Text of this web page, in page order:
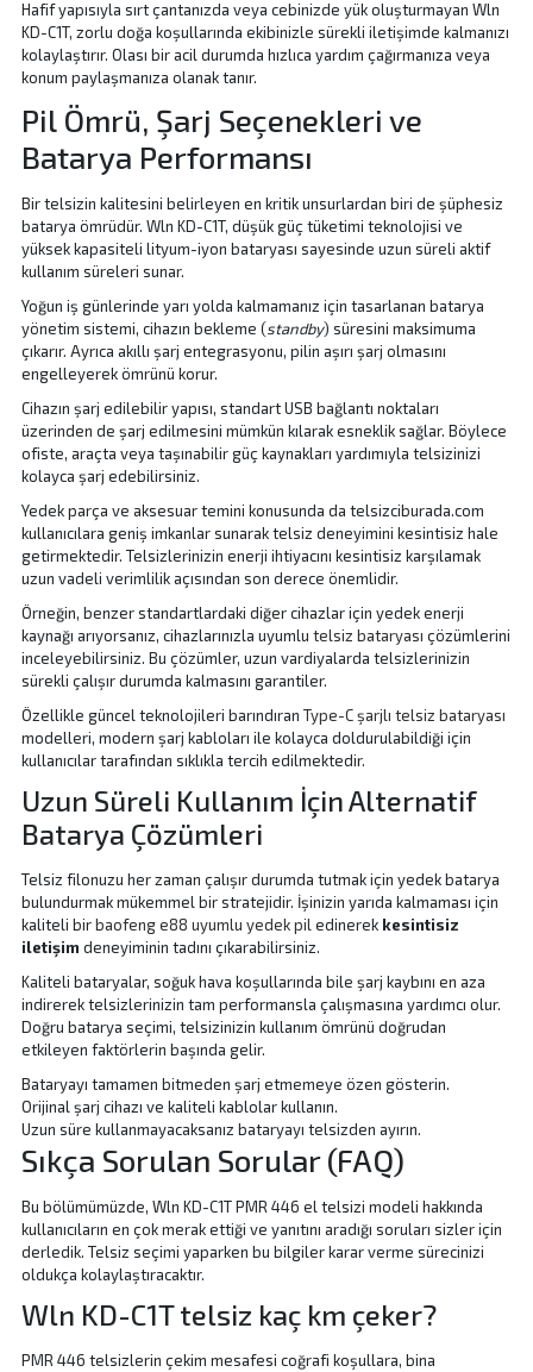
Hafif yapısıyla sırt çantanızda veya cebinizde yük oluşturmayan Wln
KD-C1T, zorlu doğa koşullarında ekibinizle sürekli iletişimde kalmanızı
kolaylaştırır. Olası bir acil durumda hızlıca yardım çağırmanıza veya
konum paylaşmanıza olanak tanır.
Pil Ömrü, Şarj Seçenekleri ve
Batarya Performansı
Bir telsizin kalitesini belirleyen en kritik unsurlardan biri de şüphesiz
batarya ömrüdür. Wln KD-C1T, düşük güç tüketimi teknolojisi ve
yüksek kapasiteli lityum-iyon bataryası sayesinde uzun süreli aktif
kullanım süreleri sunar.
Yoğun iş günlerinde yarı yolda kalmamanız için tasarlanan batarya
yönetim sistemi, cihazın bekleme (standby) süresini maksimuma
çıkarır. Ayrıca akıllı şarj entegrasyonu, pilin aşırı şarj olmasını
engelleyerek ömrünü korur.
Cihazın şarj edilebilir yapısı, standart USB bağlantı noktaları
üzerinden de şarj edilmesini mümkün kılarak esneklik sağlar. Böylece
ofiste, araçta veya taşınabilir güç kaynakları yardımıyla telsizinizi
kolayca şarj edebilirsiniz.
Yedek parça ve aksesuar temini konusunda da telsizciburada.com
kullanıcılara geniş imkanlar sunarak telsiz deneyimini kesintisiz hale
getirmektedir. Telsizlerinizin enerji ihtiyacını kesintisiz karşılamak
uzun vadeli verimlilik açısından son derece önemlidir.
Örneğin, benzer standartlardaki diğer cihazlar için yedek enerji
kaynağı arıyorsanız, cihazlarınızla uyumlutelsiz bataryası çözümlerini
inceleyebilirsiniz. Bu çözümler, uzun vardiyalarda telsizlerinizin
sürekli çalışır durumda kalmasını garantiler.
Özellikle güncel teknolojileri barındıranType-C şarjlı telsiz bataryası
modelleri, modern şarj kabloları ile kolayca doldurulabildiği için
kullanıcılar tarafından sıklıkla tercih edilmektedir.
Uzun Süreli Kullanım İçin Alternatif
Batarya Çözümleri
Telsiz filonuzu her zaman çalışır durumda tutmak için yedek batarya
bulundurmak mükemmel bir stratejidir. İşinizin yarıda kalmaması için
kaliteli birbaofeng e88 uyumlu yedek pil edinerek kesintisiz
iletişim deneyiminin tadını çıkarabilirsiniz.
Kaliteli bataryalar, soğuk hava koşullarında bile şarj kaybını en aza
indirerek telsizlerinizin tam performansla çalışmasına yardımcı olur.
Doğru batarya seçimi, telsizinizin kullanım ömrünü doğrudan
etkileyen faktörlerin başında gelir.
Bataryayı tamamen bitmeden şarj etmemeye özen gösterin.
Orijinal şarj cihazı ve kaliteli kablolar kullanın.
Uzun süre kullanmayacaksanız bataryayı telsizden ayırın.
Sıkça Sorulan Sorular (FAQ)
Bu bölümümüzde, Wln KD-C1T PMR 446 el telsizi modeli hakkında
kullanıcıların en çok merak ettiği ve yanıtını aradığı soruları sizler için
derledik. Telsiz seçimi yaparken bu bilgiler karar verme sürecinizi
oldukça kolaylaştıracaktır.
Wln KD-C1T telsiz kaç km çeker?
PMR 446 telsizlerin çekim mesafesi coğrafi koşullara, bina